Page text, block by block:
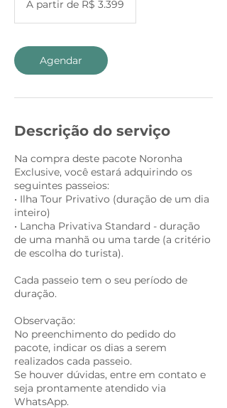
Reais
A partir de R$ 3.399
Agendar
Descrição do serviço
Na compra deste pacote Noronha
Exclusive, você estará adquirindo os
seguintes passeios:
• Ilha Tour Privativo (duração de um dia
inteiro)
• Lancha Privativa Standard - duração
de uma manhã ou uma tarde (a critério
de escolha do turista).
Cada passeio tem o seu período de
duração.
Observação:
No preenchimento do pedido do
pacote, indicar os dias a serem
realizados cada passeio.
Se houver dúvidas, entre em contato e
seja prontamente atendido via
WhatsApp.